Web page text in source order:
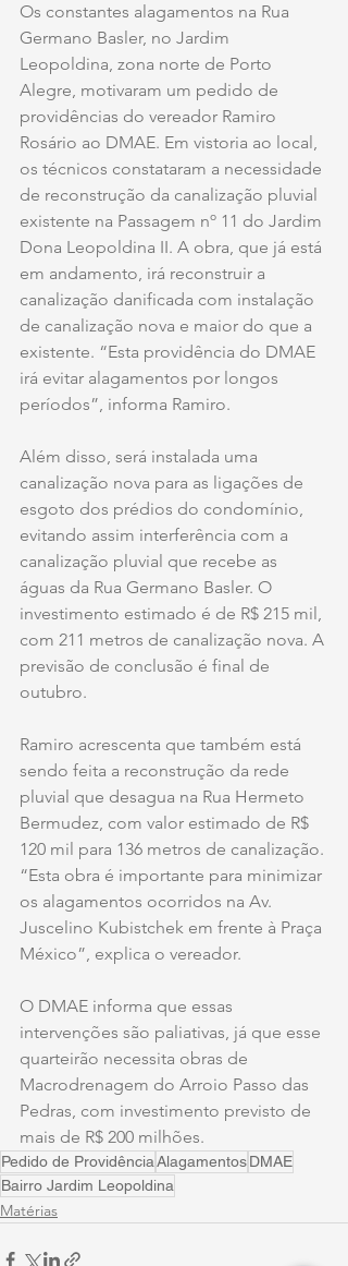
Os constantes alagamentos na Rua
Germano Basler, no Jardim
Leopoldina, zona norte de Porto
Alegre, motivaram um pedido de
providências do vereador Ramiro
Rosário ao DMAE. Em vistoria ao local,
os técnicos constataram a necessidade
de reconstrução da canalização pluvial
existente na Passagem nº 11 do Jardim
Dona Leopoldina II. A obra, que já está
em andamento, irá reconstruir a
canalização danificada com instalação
de canalização nova e maior do que a
existente. “Esta providência do DMAE
irá evitar alagamentos por longos
períodos”, informa Ramiro.
Além disso, será instalada uma
canalização nova para as ligações de
esgoto dos prédios do condomínio,
evitando assim interferência com a
canalização pluvial que recebe as
águas da Rua Germano Basler. O
investimento estimado é de R$ 215 mil,
com 211 metros de canalização nova. A
previsão de conclusão é final de
outubro.
Ramiro acrescenta que também está
sendo feita a reconstrução da rede
pluvial que desagua na Rua Hermeto
Bermudez, com valor estimado de R$
120 mil para 136 metros de canalização.
“Esta obra é importante para minimizar
os alagamentos ocorridos na Av.
Juscelino Kubistchek em frente à Praça
México”, explica o vereador.
O DMAE informa que essas
intervenções são paliativas, já que esse
quarteirão necessita obras de
Macrodrenagem do Arroio Passo das
Pedras, com investimento previsto de
mais de R$ 200 milhões.
Pedido de ProvidênciaAlagamentosDMAE
Bairro Jardim Leopoldina
Matérias